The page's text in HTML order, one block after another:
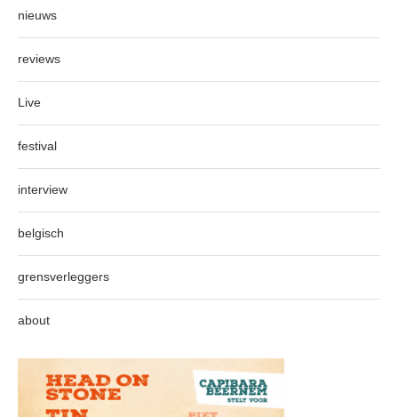
nieuws
reviews
Live
festival
interview
belgisch
grensverleggers
about